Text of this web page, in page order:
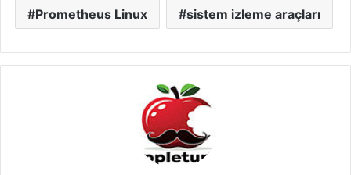
Prometheus Linux sistem izleme araçları